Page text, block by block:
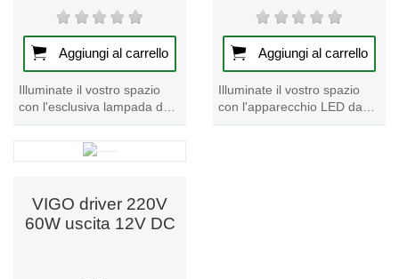
Aggiungi al carrello
Illuminate il vostro spazio
con l'esclusiva lampada da
tavolo Unicorno MILA LED
3W petite. Perfetta per l'uso
Aggiungi al carrello
Illuminate il vostro spazio
con l'apparecchio LED da
soffitto resistente all'acqua
VIGO driver 220V
60W uscita 12V DC